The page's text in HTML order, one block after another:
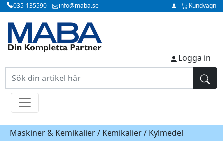
035-135590 info@maba.se Kundvagn
Logga in
Maskiner & Kemikalier / Kemikalier/ Kylmedel